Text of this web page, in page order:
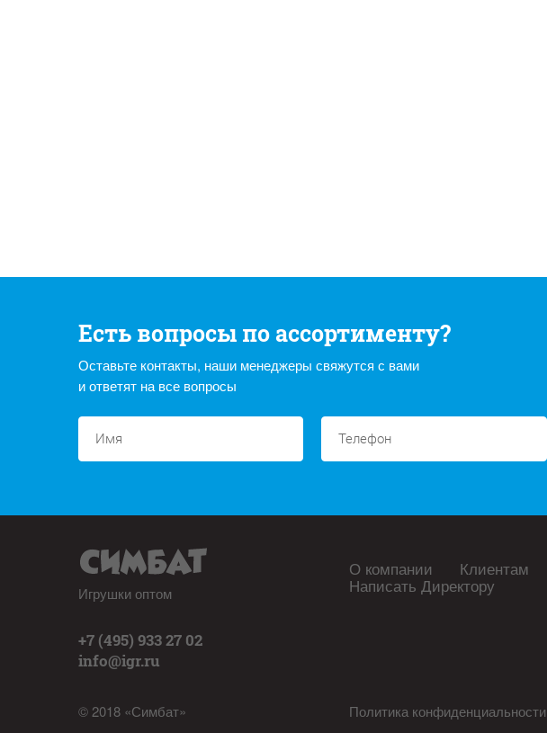
Есть вопросы по ассортименту?
Оставьте контакты, наши менеджеры свяжутся с вами
и ответят на все вопросы
Игрушки оптом
+7 (495) 933 27 02
info@igr.ru
© 2018 «Симбат»
О компании Клиентам
Написать Директору
Политика конфиденциальности